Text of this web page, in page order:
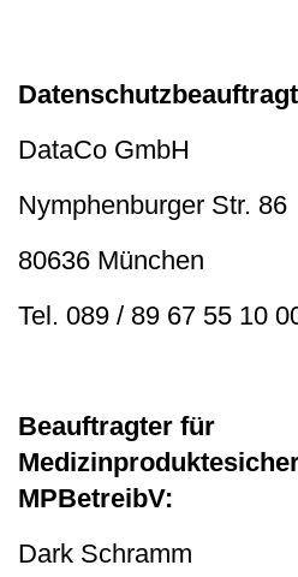
DataCo GmbH
Nymphenburger Str. 86
80636 München
Tel. 089 / 89 67 55 10
Beauftragter für
MPBetreibV:
Dark Schramm